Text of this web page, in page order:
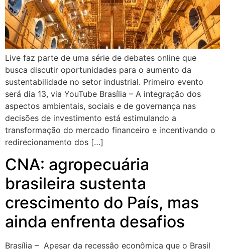
Live faz parte de uma série de debates online que
busca discutir oportunidades para o aumento da
sustentabilidade no setor industrial. Primeiro evento
será dia 13, via YouTube Brasília – A integração dos
aspectos ambientais, sociais e de governança nas
decisões de investimento está estimulando a
transformação do mercado financeiro e incentivando o
redirecionamento dos […]
CNA: agropecuária
brasileira sustenta
crescimento do País, mas
ainda enfrenta desafios
Brasília – Apesar da recessão econômica que o Brasil